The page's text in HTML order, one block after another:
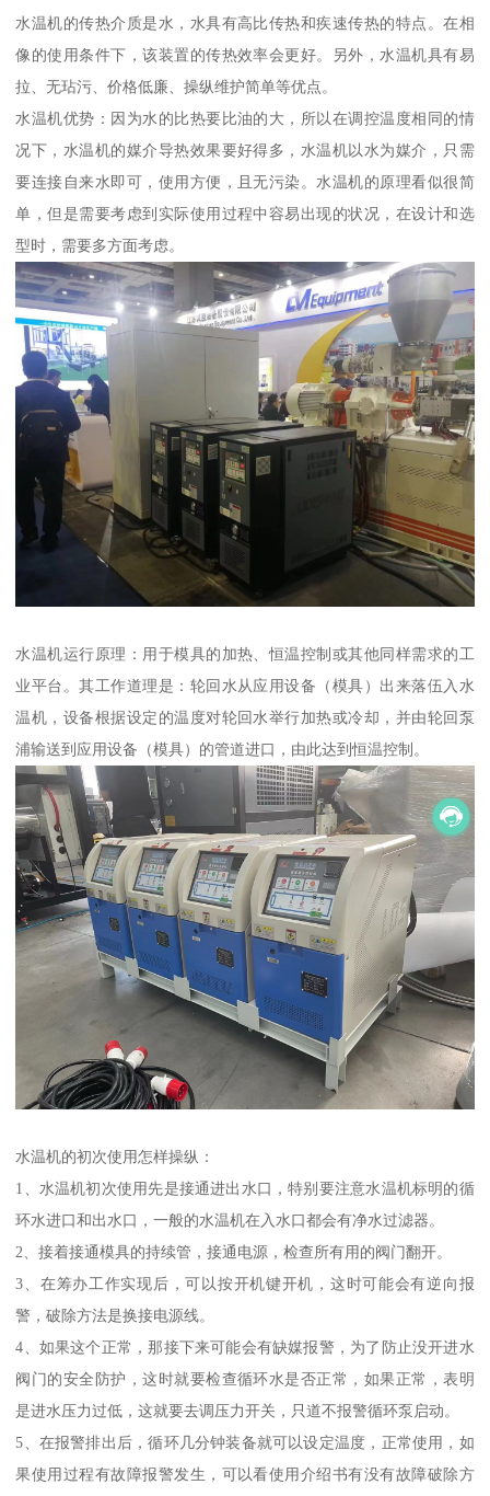
水温机的传热介质是水，水具有高比传热和疾速传热的特点。在相
像的使用条件下，该装置的传热效率会更好。另外，水温机具有易
拉、无玷污、价格低廉、操纵维护简单等优点。
水温机优势：因为水的比热要比油的大，所以在调控温度相同的情
况下，水温机的媒介导热效果要好得多，水温机以水为媒介，只需
要连接自来水即可，使用方便，且无污染。水温机的原理看似很简
单，但是需要考虑到实际使用过程中容易出现的状况，在设计和选
型时，需要多方面考虑。
水温机运行原理：用于模具的加热、恒温控制或其他同样需求的工
业平台。其工作道理是：轮回水从应用设备（模具）出来落伍入水
温机，设备根据设定的温度对轮回水举行加热或冷却，并由轮回泵
浦输送到应用设备（模具）的管道进口，由此达到恒温控制。
水温机的初次使用怎样操纵：
1、水温机初次使用先是接通进出水口，特别要注意水温机标明的循
环水进口和出水口，一般的水温机在入水口都会有净水过滤器。
2、接着接通模具的持续管，接通电源，检查所有用的阀门翻开。
3、在筹办工作实现后，可以按开机键开机，这时可能会有逆向报
警，破除方法是换接电源线。
4、如果这个正常，那接下来可能会有缺媒报警，为了防止没开进水
阀门的安全防护，这时就要检查循环水是否正常，如果正常，表明
是进水压力过低，这就要去调压力开关，只道不报警循环泵启动。
5、在报警排出后，循环几分钟装备就可以设定温度，正常使用，如
果使用过程有故障报警发生，可以看使用介绍书有没有故障破除方